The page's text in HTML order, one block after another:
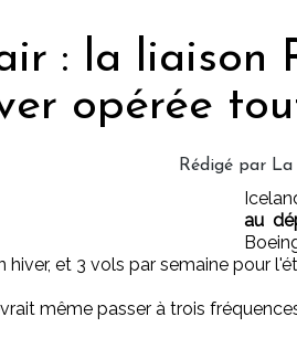
: la liaison
opérée
Rédigé par
au
hiver, et 3 vols par semaine pour
même passer à trois